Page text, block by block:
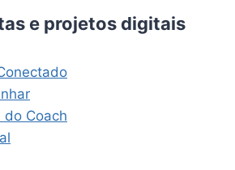
e projetos digitais
do Coach